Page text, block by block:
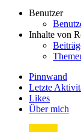
Benutzer
Inhalte von
Pinnwand
Letzte
Likes
Über mich